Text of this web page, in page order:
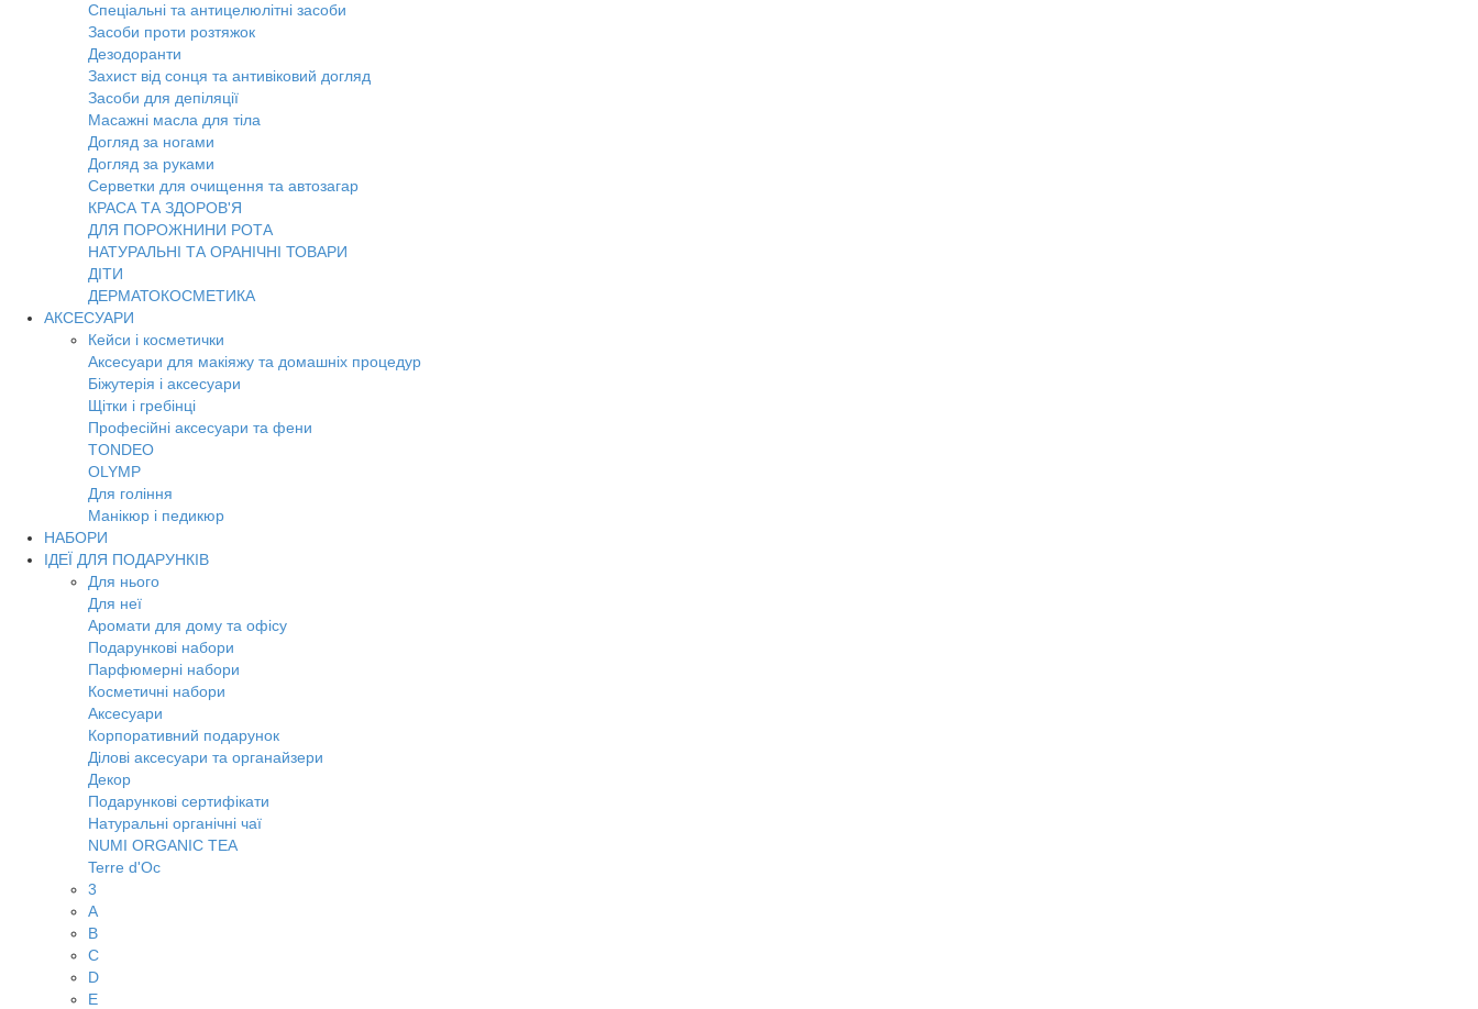
Спеціальні та антицелюлітні засоби
Засоби проти розтяжок
Дезодоранти
Захист від сонця та антивіковий догляд
Засоби для депіляції
Масажні масла для тіла
Догляд за ногами
Догляд за руками
Серветки для очищення та автозагар
КРАСА ТА ЗДОРОВ'Я
ДЛЯ ПОРОЖНИНИ РОТА
НАТУРАЛЬНІ ТА ОРАНІЧНІ ТОВАРИ
ДІТИ
ДЕРМАТОКОСМЕТИКА
АКСЕСУАРИ
Кейси і косметички
Аксесуари для макіяжу та домашніх процедур
Біжутерія і аксесуари
Щітки і гребінці
Професійні аксесуари та фени
TONDEO
OLYMP
Для гоління
Манікюр і педикюр
НАБОРИ
ІДЕЇ ДЛЯ ПОДАРУНКІВ
Для нього
Для неї
Аромати для дому та офісу
Подарункові набори
Парфюмерні набори
Косметичні набори
Аксесуари
Корпоративний подарунок
Ділові аксесуари та органайзери
Декор
Подарункові сертифікати
Натуральні органічні чаї
NUMI ORGANIC TEA
Terre d'Oc
3
A
B
C
D
E